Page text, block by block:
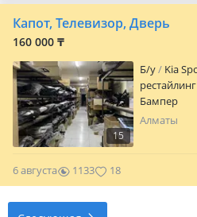
штатными
— капот —
новые/
деталей:
штатная,
Подбор по
Капот, Телевизор, Дверь
160 000 ₸
15
Б/y
Kia
рестайлинг
Бампер
Алматы
6 августа 1133 18